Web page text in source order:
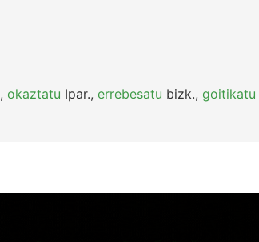
, okaztatu Ipar., errebesatu bizk., goitikatu